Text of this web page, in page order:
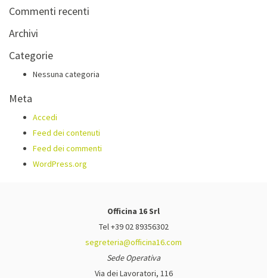
Commenti recenti
Archivi
Categorie
Nessuna categoria
Meta
Accedi
Feed dei contenuti
Feed dei commenti
WordPress.org
Officina 16 Srl
Tel +39 02 89356302
segreteria@officina16.com
Sede Operativa
Via dei Lavoratori, 116